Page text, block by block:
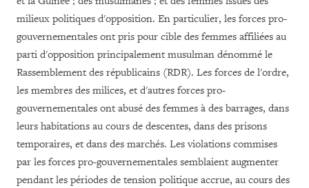
milieux politiques d'opposition. En particulier, les forces pro-
gouvernementales ont pris pour cible des femmes affiliées au
parti d'opposition principalement musulman dénommé le
Rassemblement des républicains (RDR). Les forces de l'ordre,
les membres des milices, et d'autres forces pro-
gouvernementales ont abusé des femmes à des barrages, dans
leurs habitations au cours de descentes, dans des prisons
temporaires, et dans des marchés. Les violations commises
par les forces pro-gouvernementales semblaient augmenter
pendant les périodes de tension politique accrue, au cours des